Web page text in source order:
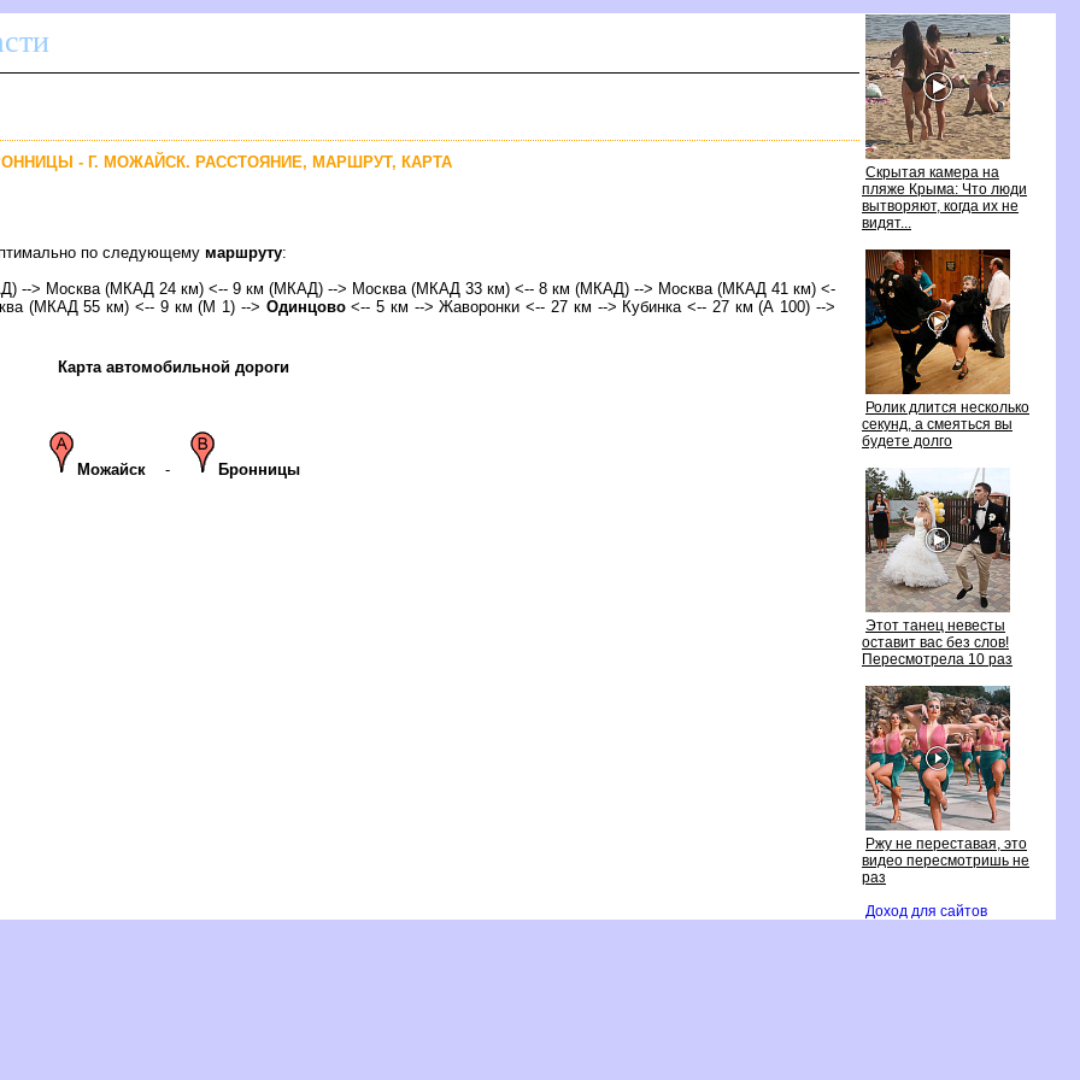
Скрытая камера на
пляже Крыма: Что люди
ытворяют, когда их не
идят...
Ролик длится несколько
секунд, а смеяться вы
удете долго
Этот танец невесты
оставит вас без слов!
Пересмотрела 10 раз
Ржу не переставая, это
идео пересмотришь не
раз
Доход для сайто
- Г. МОЖАЙСК. РАССТОЯНИЕ, МАРШРУТ, КАРТА
по следующему маршруту:
--> Москва (МКАД 24 км) <-- 9 км (МКАД) --> Москва (МКАД 33 км) <-- 8 км (МКАД) --> Москва (МКАД 41 км) <-
(МКАД 55 км) <-- 9 км (М 1) --> Одинцово<-- 5 км --> Жаворонки <-- 27 км --> Кубинка <-- 27 км (А 100) -->
Карта автомобильной дороги
Можайск- Бронницы